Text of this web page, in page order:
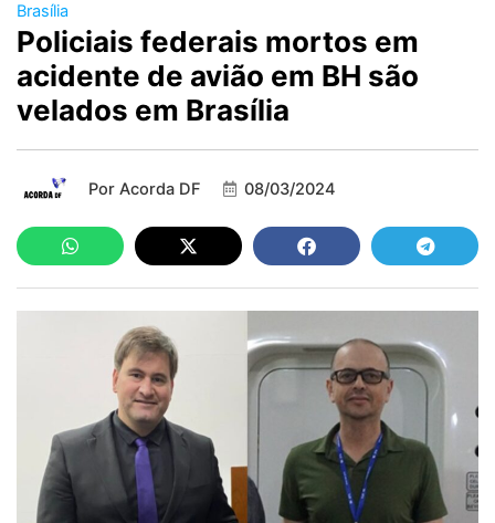
Brasília
Policiais federais mortos em
acidente de avião em BH são
velados em Brasília
Por Acorda DF 08/03/2024